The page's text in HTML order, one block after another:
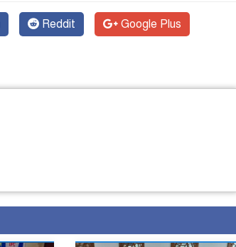
Reddit Google Plus